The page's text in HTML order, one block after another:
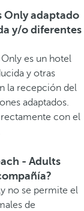
Only adaptado
y/o diferentes
es un hotel
y otras
la recepción del
adaptados.
con el
- Adults
no se permite el
de